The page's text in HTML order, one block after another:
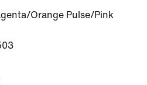
Orange Pulse/Pink